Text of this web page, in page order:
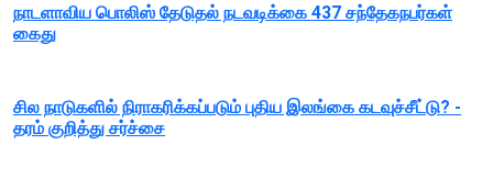
நாடளாவிய பொலிஸ் தேடுதல் நடவடிக்கை 437 சந்தேகநபர்கள்
கைது
சில நாடுகளில் நிராகரிக்கப்படும் புதிய இலங்கை கடவுச்சீட்டு? -
தரம் குறித்து சர்ச்சை